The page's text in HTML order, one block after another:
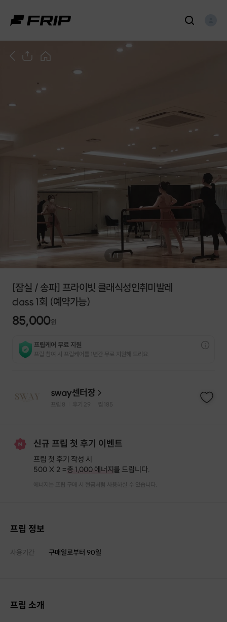
1 /1
[잠실 / 송파] 프라이빗 클래식성인취미발레
class 1회 (예약가능)
85,000원
프립케어 무료 지원
프립 참여 시 프립케어를 1년간 무료 지원해 드리요.
sway센터장
프립 8 후기 29 찜 185
신규 프립 첫 후기 이벤트
프립 첫 후기 작성 시
500 X 2 =총 1,000 에너지를 드립니다.
에너지는 프립 구매 시 현금처럼 사용하실 수 있습니다.
프립 정보
사용기간 구매일로부터 90일
프립 소개